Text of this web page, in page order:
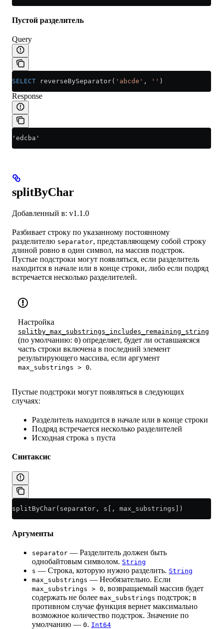
Пустой разделитель
Query
SELECT reverseBySeparator( 'abcde' , '' )
Response
'edcba'
splitByChar
Добавленный в: v1.1.0
Разбивает строку по указанному постоянному
разделителю separator, представляющему собой строку
длиной ровно в один символ, на массив подстрок.
Пустые подстроки могут появляться, если разделитель
находится в начале или в конце строки, либо если подряд
встречается несколько разделителей.
Настройка
splitby_max_substrings_includes_remaining_string
(по умолчанию: 0) определяет, будет ли оставшаясяся
часть строки включена в последний элемент
результирующего массива, если аргумент
max_substrings > 0.
Пустые подстроки могут появляться в следующих
случаях:
Разделитель находится в начале или в конце строки
Подряд встречается несколько разделителей
Исходная строка s пуста
Синтаксис
splitByChar(separator, s[, max_substrings])
Аргументы
separator — Разделитель должен быть
однобайтовым символом. String
s — Строка, которую нужно разделить. String
max_substrings — Необязательно. Если
max_substrings > 0, возвращаемый массив будет
содержать не более max_substrings подстрок; в
противном случае функция вернет максимально
возможное количество подстрок. Значение по
умолчанию — 0. Int64